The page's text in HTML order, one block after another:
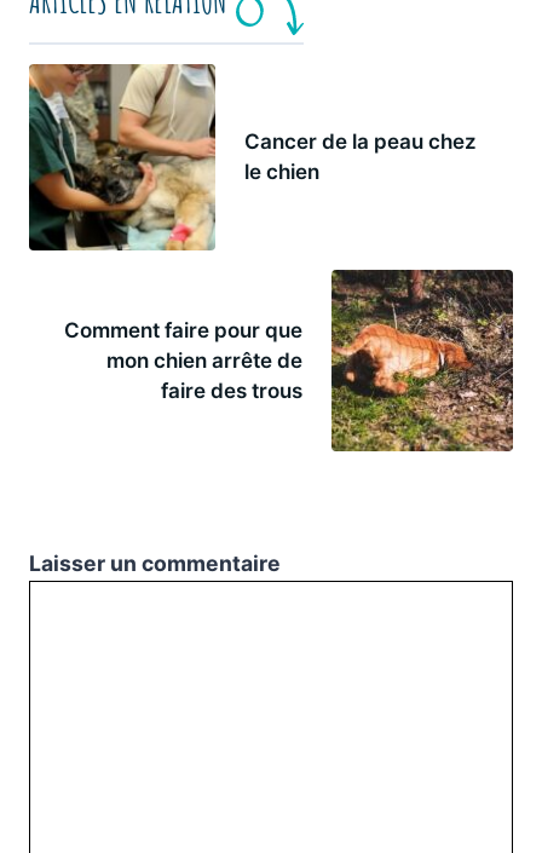
Cancer de la peau chez
le chien
Comment faire pour que
mon chien arrête de
faire des trous
Laisser un commentaire